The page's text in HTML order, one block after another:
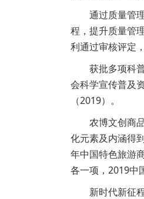
通过质量管
程，提升质量管
利通过审核评定
获批多项科
会科学宣传普及
（2019）。
农博文创商
化元素及内涵得
年中国特色旅游
各一项，2019中
新时代新征